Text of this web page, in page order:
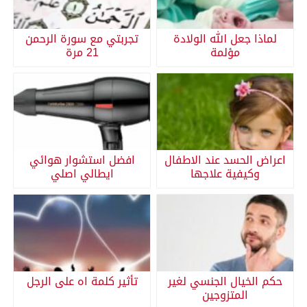
لماذا جعل الله الولادة
مؤلمة
تجربتي مع سورة الرحمن
21 مرة
اعراض الحسد عند الاطفال
وكيفية علاجها
افضل استشوار هوائي
ايطالي اصلي
حكم الخيال الجنسي لغير
المتزوجين
تأثير كلمة اه على الرجل